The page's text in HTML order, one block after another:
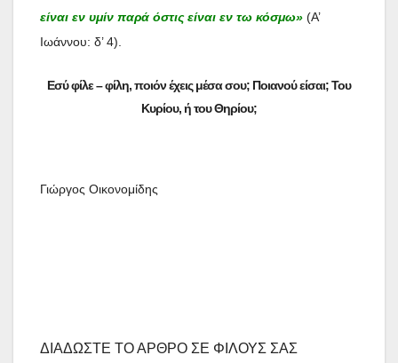
είναι εν υμίν παρά όστις είναι εν τω κόσμω» (Α’
Ιωάννου: δ’ 4).
Εσύ φίλε – φίλη, ποιόν έχεις μέσα σου; Ποιανού είσαι; Του
Κυρίου, ή του Θηρίου;
Γιώργος Οικονομίδης
ΔΙΑΔΩΣΤΕ ΤΟ ΑΡΘΡΟ ΣΕ ΦΙΛΟΥΣ ΣΑΣ